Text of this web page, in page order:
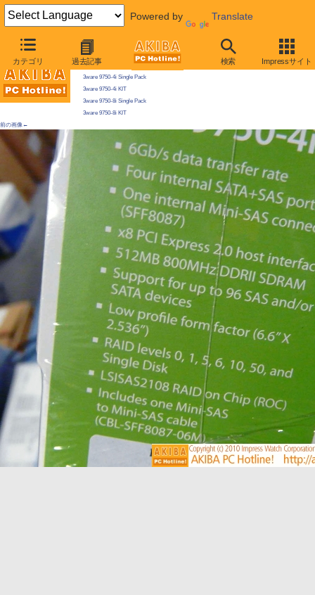
Powered by Translate
カテゴリ 過去記事 検索 Impressサイト
AKIBA PC Hotline! 2010年1月23日号
今週見つけた新製品：そのほかの拡張カード
3ware 9750-4i Single Pack
3ware 9750-4i KIT
3ware 9750-8i Single Pack
3ware 9750-8i KIT
前の画像←